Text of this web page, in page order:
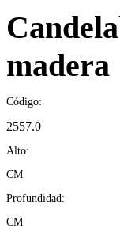
madera
Código:
2557.0
Alto:
CM
Profundidad:
CM